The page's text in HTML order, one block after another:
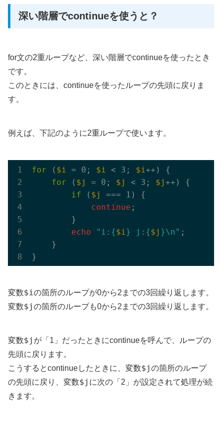
深い階層でcontinueを使うと？
for文の2重ループなど、深い階層でcontinueを使ったとき
です。
このときには、continueを使ったループの先頭に戻りま
す。
例えば、下記のように2重ループで使います。
for ( $i = 0; $i < 3; $i ++) {
for ( $j = 0; $j < 3; $j ++) {
if ( $j
=== 1) {
continue ;
        }
echo
"i:{$i } j:{$j }\n" ;
    }
変数$iの箇所のループが0から2までの3回繰り返します。
変数$jの箇所のループも0から2までの3回繰り返します。
変数$j が「1」だったときにcontinueを呼んで、ループの
先頭に戻ります。
こうするとcontinueしたときに、変数$jの箇所のループ
の先頭に戻り、変数$j に次の「2」が設定されて処理が続
きます。